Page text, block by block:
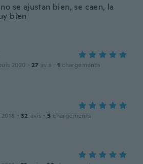
se ajustan bien, se caen, la
bien
2020 · 27 avis · 1 chargements
· 32 avis · 5 chargements